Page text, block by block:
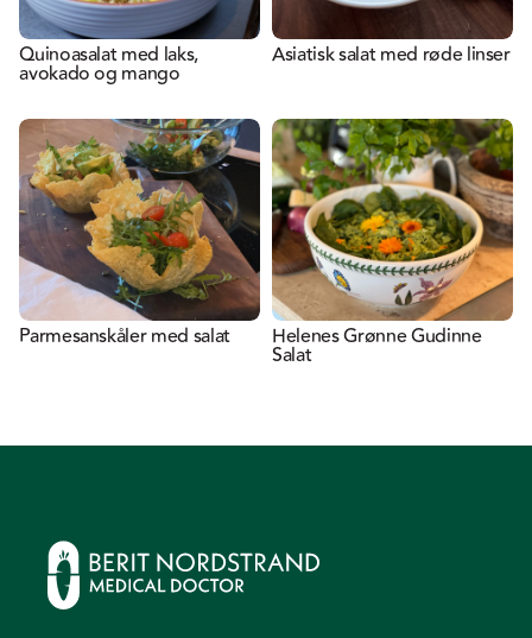
Quinoasalat med laks,
avokado og mango
Asiatisk salat med røde linser
Parmesanskåler med salat Helenes Grønne Gudinne
Salat